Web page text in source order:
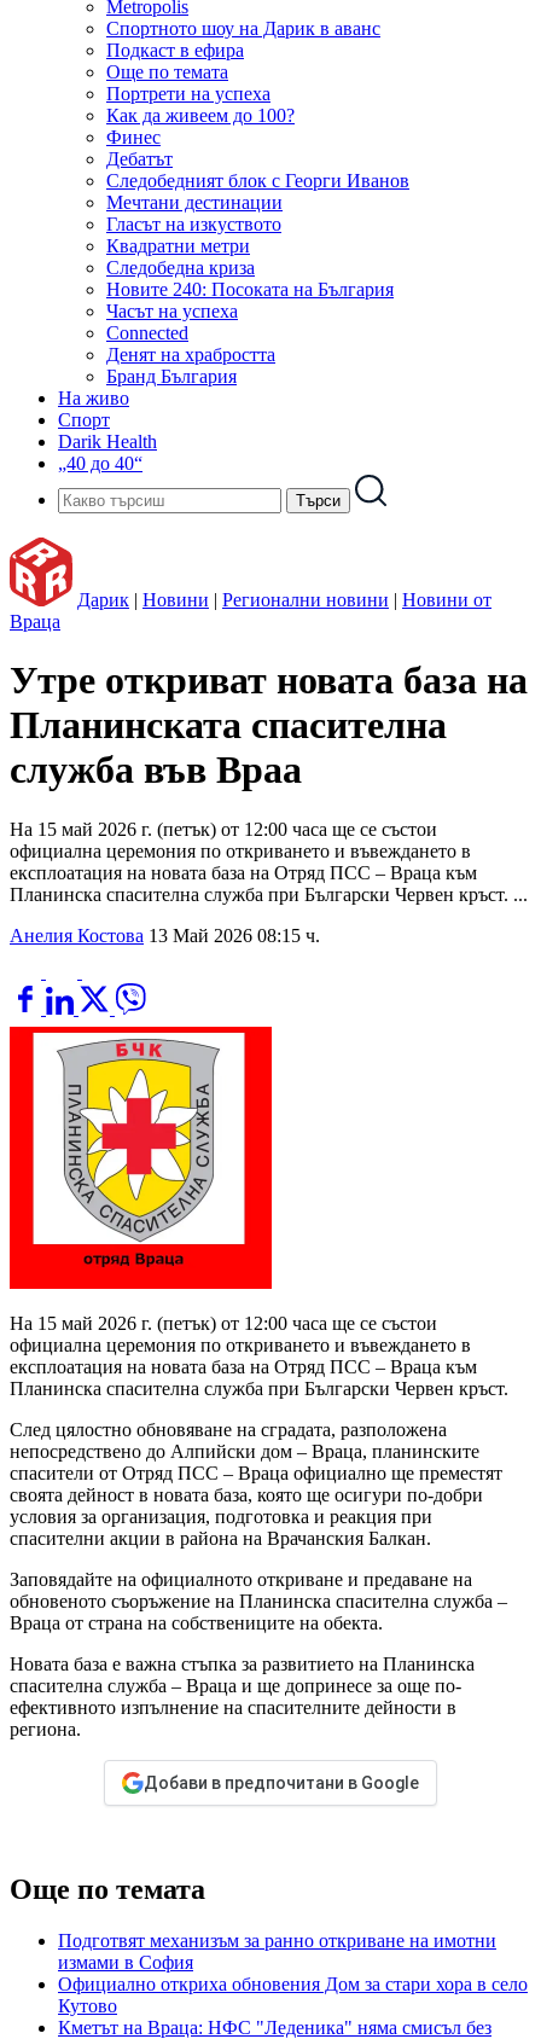
Metropolis
Спортното шоу на Дарик в аванс
Подкаст в ефира
Още по темата
Портрети на успеха
Как да живеем до 100?
Финес
Дебатът
Следобедният блок с Георги Иванов
Мечтани дестинации
Гласът на изкуството
Квадратни метри
Следобедна криза
Новите 240: Посоката на България
Часът на успеха
Connected
Денят на храбростта
Бранд България
На живо
Спорт
Darik Health
„40 до 40“
Дарик | Новини | Регионални новини | Новини от
Враца
Утре откриват новата база на
Планинската спасителна
служба във Враа
На 15 май 2026 г. (петък) от 12:00 часа ще се състои
официална церемония по откриването и въвеждането в
експлоатация на новата база на Отряд ПСС – Враца към
Планинска спасителна служба при Български Червен кръст. ...
Анелия Костова 13 Май 2026 08:15 ч.
На 15 май 2026 г. (петък) от 12:00 часа ще се състои
официална церемония по откриването и въвеждането в
експлоатация на новата база на Отряд ПСС – Враца към
Планинска спасителна служба при Български Червен кръст.
След цялостно обновяване на сградата, разположена
непосредствено до Алпийски дом – Враца, планинските
спасители от Отряд ПСС – Враца официално ще преместят
своята дейност в новата база, която ще осигури по-добри
условия за организация, подготовка и реакция при
спасителни акции в района на Врачанския Балкан.
Заповядайте на официалното откриване и предаване на
обновеното съоръжение на Планинска спасителна служба –
Враца от страна на собствениците на обекта.
Новата база е важна стъпка за развитието на Планинска
спасителна служба – Враца и ще допринесе за още по-
ефективното изпълнение на спасителните дейности в
региона.
Добави в предпочитани в Google
Още по темата
Подготвят механизъм за ранно откриване на имотни
измами в София
Официално откриха обновения Дом за стари хора в село
Кутово
Кметът на Враца: НФС "Леденика" няма смисъл без